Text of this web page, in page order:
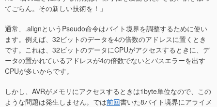
プてごらん。その新しい技術を！」
通常、.alignというPseudo命令はバイト境界を調整するために使い
ます。例えば、32ビットのデータを4の倍数のアドレスに置くとき
です。これは、32ビットのデータにCPUがアクセスするときに、デ
ータの置かれているアドレスが4の倍数でないとバスエラーを出す
CPUが多いからです。
しかし、AVRがメモリにアクセスするときは1byte単位なので、この
ような問題は発生しません。では前回書いた8バイト境界にアライメ